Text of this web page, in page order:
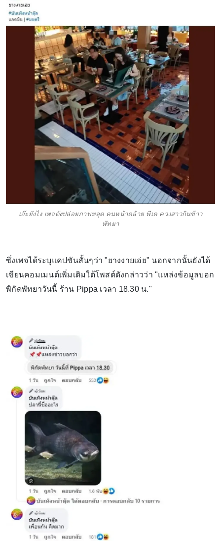
เอ๊ะยังไง เพจดังปล่อยภาพหลุด คนหน้าคล้าย พีเค ควงสาวกินข้าว
พัทยา
ซึ่งเพจได้ระบุแคปชันสั้นๆว่า "ยางงายเอ่ย" นอกจากนั้นยังได้
เขียนคอมเมนต์เพิ่มเติมใต้โพสต์ดังกล่าวว่า "แหล่งข้อมูลบอก
พิกัดพัทยาวันนี้ ร้าน Pippa เวลา 18.30 น."